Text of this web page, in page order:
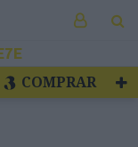
COMPRAR